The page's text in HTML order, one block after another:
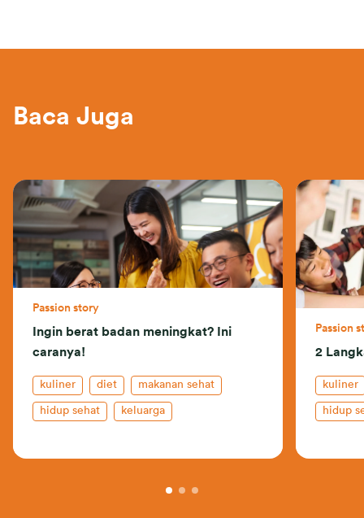
Baca Juga
Passion story
Ingin berat badan meningkat? Ini
caranya!
kuliner diet makanan sehat
hidup sehat keluarga
Passion
2
kuliner
hidup